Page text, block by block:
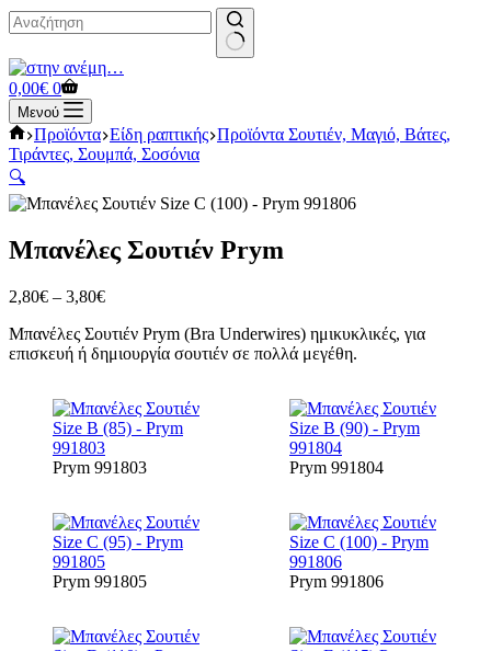
No
results
Καλάθι
Αγορών
0,00€ 0
Μενού
Αρχική
σελίδα
Προϊόντα Είδη ραπτικής Προϊόντα Σουτιέν, Μαγιό, Βάτες,
Τιράντες, Σουμπά, Σοσόνια
🔍
Μπανέλες Σουτιέν Prym
2,80€ – 3,80€Price
2,80€
through
Μπανέλες Σουτιέν Prym (Bra Underwires) ημικυκλικές, για
επισκευή ή δημιουργία σουτιέν σε πολλά μεγέθη.
Prym 991803 Prym 991804
Prym 991805 Prym 991806